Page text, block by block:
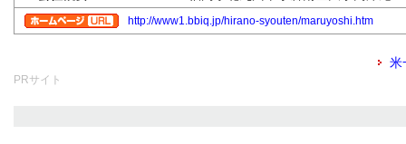
http://www1.bbiq.jp/hirano-syouten/maruyoshi.htm
米
PRサイト